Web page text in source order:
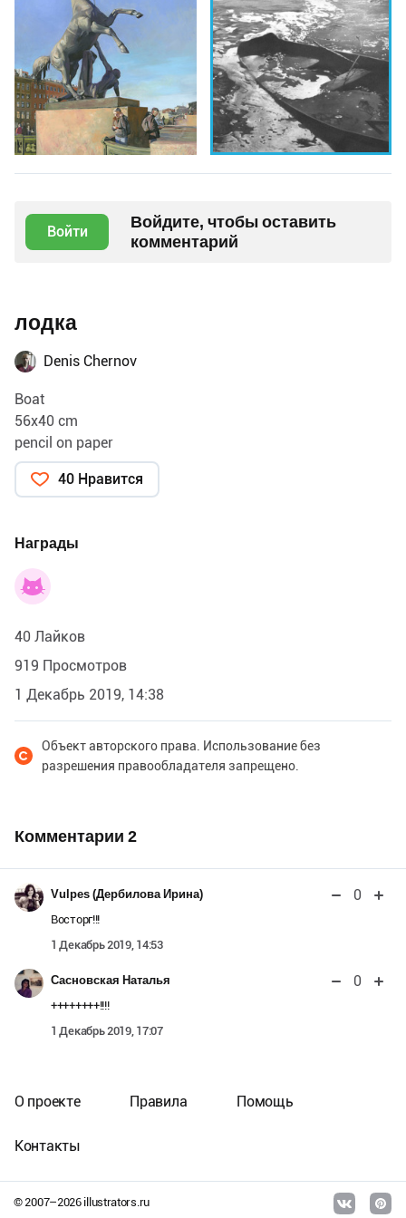
Войти
Войдите, чтобы оставить
комментарий
лодка
Denis Chernov
Boat
56х40 cm
pencil on paper
40 Нравится
Награды
40 Лайков
919 Просмотров
1 Декабрь 2019, 14:38
Объект авторского права. Использование без
разрешения правообладателя запрещено.
Комментарии 2
Vulpes (Дербилова Ирина) 0
Восторг!!!
1 Декабрь 2019, 14:53
Сасновская Наталья 0
++++++++!!!!
1 Декабрь 2019, 17:07
© 2007–2026illustrators.ru
О проекте Правила Помощь
Контакты